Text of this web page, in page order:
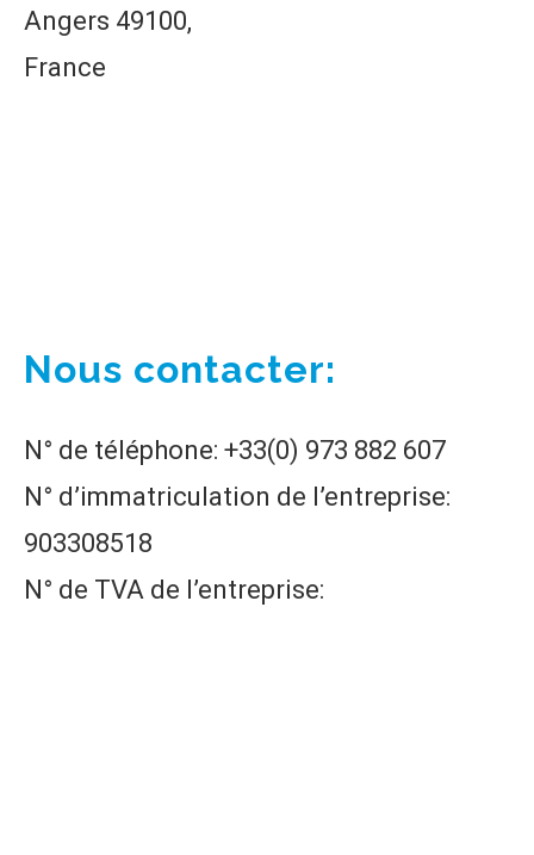
Angers 49100,
France
Nous contacter:
N° de téléphone: +33(0) 973 882 607
N° d’immatriculation de l’entreprise:
903308518
N° de TVA de l’entreprise: